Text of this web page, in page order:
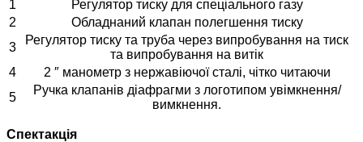
1
Регулятор тиску для спеціального газу
2
Обладнаний клапан полегшення тиску
3
Регулятор тиску та труба через випробування на тиск
та випробування на витік
4
2 ″ манометр з нержавіючої сталі, чітко читаючи
5
Ручка клапанів діафрагми з логотипом увімкнення/
вимкнення.
Спектакція